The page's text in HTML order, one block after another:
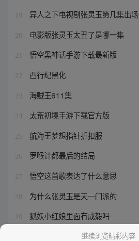
19 异人之下电视剧张灵玉第几集出场
20 电影版张灵玉太丑了是哪一集
21 悟空黑神话手游下载最新版
22 西行纪黑化
23 海贼王611集
24 太荒初境手游下载官方版
25 航海王梦想指针折扣服
26 罗喉计都最后的结局
27 悟空这首歌表达了什么意思
28 为什么张灵玉是天一门派的
29 狐妖小红娘里面有成毅吗
狐妖小红娘月初篇讲的什么
继续浏览精彩内容